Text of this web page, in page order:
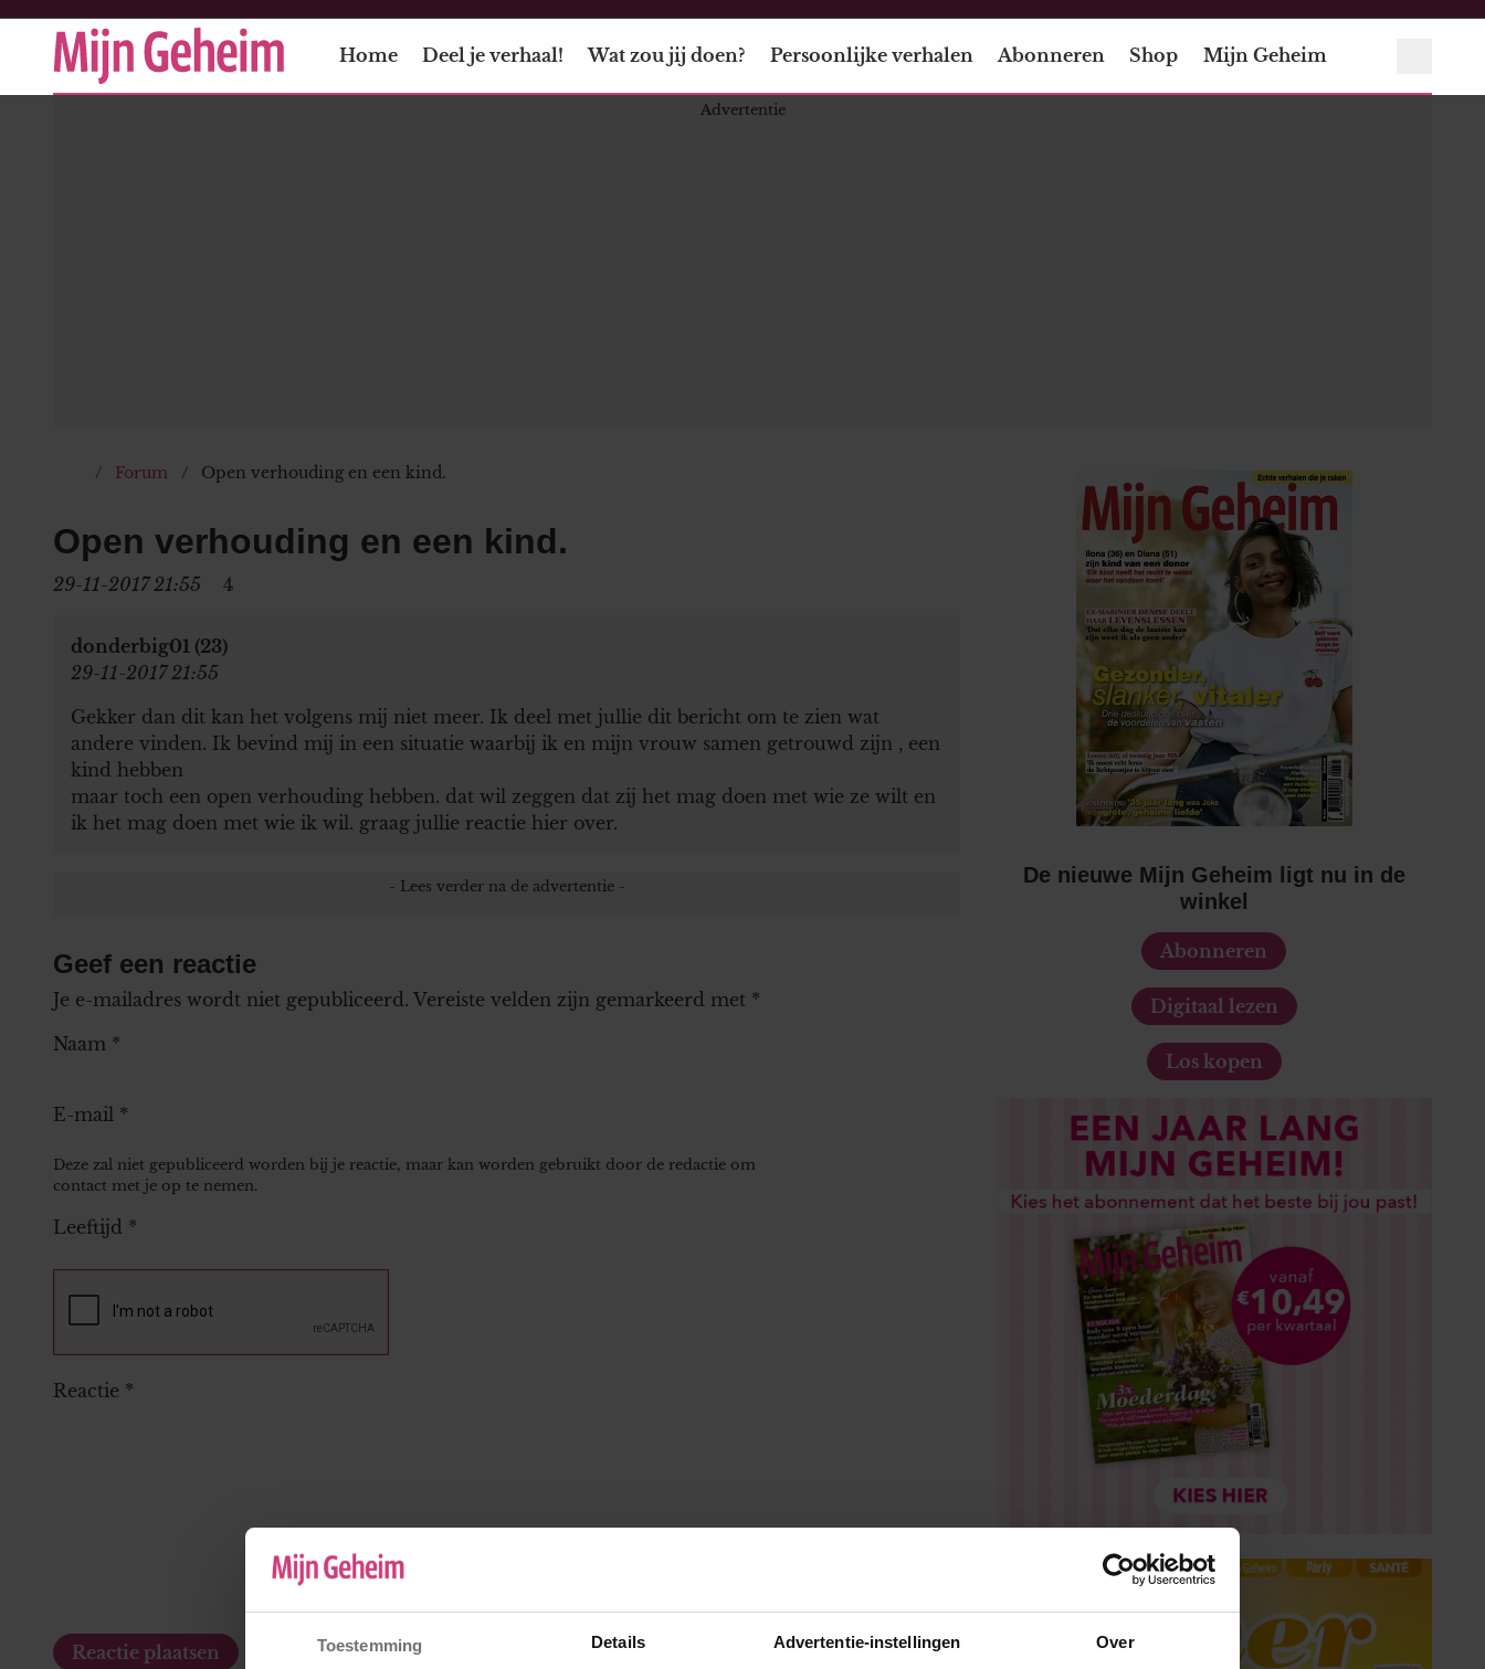
Toestemming Details Advertentie-instellingen Over
Home Deel je verhaal! Wat zou jij doen? Persoonlijke verhalen Abonneren Shop Mijn Geheim
Forum Open verhouding en een kind.
Open verhouding en een kind.
29-11-2017 21:55 4
donderbig01 (23)
29-11-2017 21:55
Gekker dan dit kan het volgens mij niet meer. Ik deel met jullie dit bericht om te zien wat
andere vinden. Ik bevind mij in een situatie waarbij ik en mijn vrouw samen getrouwd zijn , een
kind hebben
maar toch een open verhouding hebben. dat wil zeggen dat zij het mag doen met wie ze wilt en
ik het mag doen met wie ik wil. graag jullie reactie hier over.
Geef een reactie
Je e-mailadres wordt niet gepubliceerd. Vereiste velden zijn gemarkeerd met *
Naam *
E-mail *
Deze zal niet gepubliceerd worden bij je reactie, maar kan worden gebruikt door de redactie om
contact met je op te nemen.
Leeftijd *
Reactie *
De nieuwe Mijn Geheim ligt nu in de
winkel
Abonneren
Digitaal lezen
Los kopen